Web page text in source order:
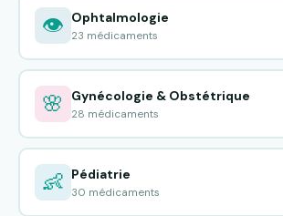
👁️ Ophtalmologie
23 médicaments
🌸 Gynécologie & Obstétrique
28 médicaments
👶 Pédiatrie
30 médicaments